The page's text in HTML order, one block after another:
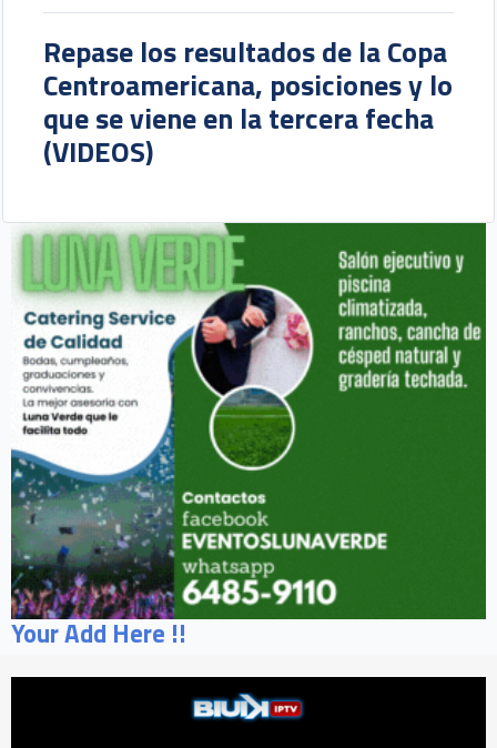
Repase los resultados de la Copa
Centroamericana, posiciones y lo
que se viene en la tercera fecha
(VIDEOS)
Your Add Here !!